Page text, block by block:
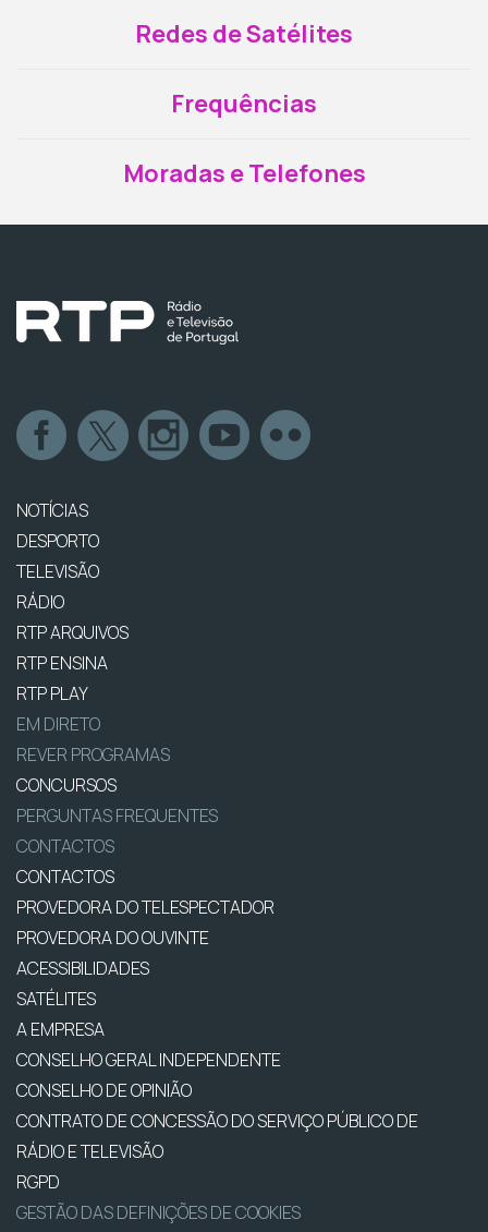
Redes de Satélites
Frequências
Moradas e Telefones
NOTÍCIAS
DESPORTO
TELEVISÃO
RÁDIO
RTP ARQUIVOS
RTP ENSINA
RTP PLAY
EM DIRETO
REVER PROGRAMAS
CONCURSOS
PERGUNTAS FREQUENTES
CONTACTOS
CONTACTOS
PROVEDORA DO TELESPECTADOR
PROVEDORA DO OUVINTE
ACESSIBILIDADES
SATÉLITES
A EMPRESA
CONSELHO GERAL INDEPENDENTE
CONSELHO DE OPINIÃO
CONTRATO DE CONCESSÃO DO SERVIÇO PÚBLICO DE
RÁDIO E TELEVISÃO
RGPD
GESTÃO DAS DEFINIÇÕES DE COOKIES